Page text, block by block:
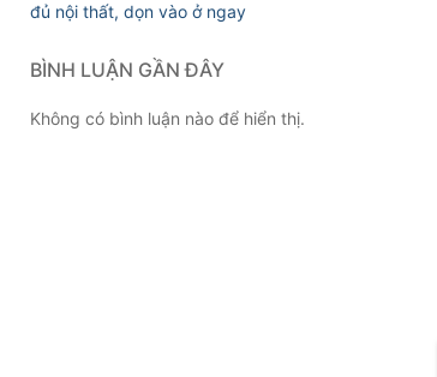
đủ nội thất, dọn vào ở ngay
BÌNH LUẬN GẦN ĐÂY
Không có bình luận nào để hiển thị.